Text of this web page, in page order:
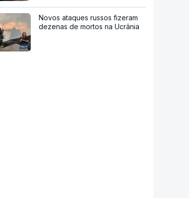
Novos ataques russos fizeram
dezenas de mortos na Ucrânia